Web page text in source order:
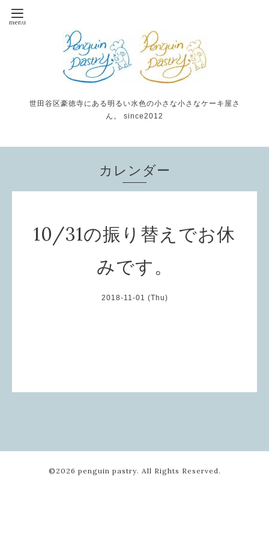
世田谷区豪徳寺にある明るい水色の小さな小さなケーキ屋さ
ん。 since2012
カレンダー
10/31の振り替えでお休
みです。
2018-11-01 (Thu)
©2026 penguin pastry. All Rights Reserved.